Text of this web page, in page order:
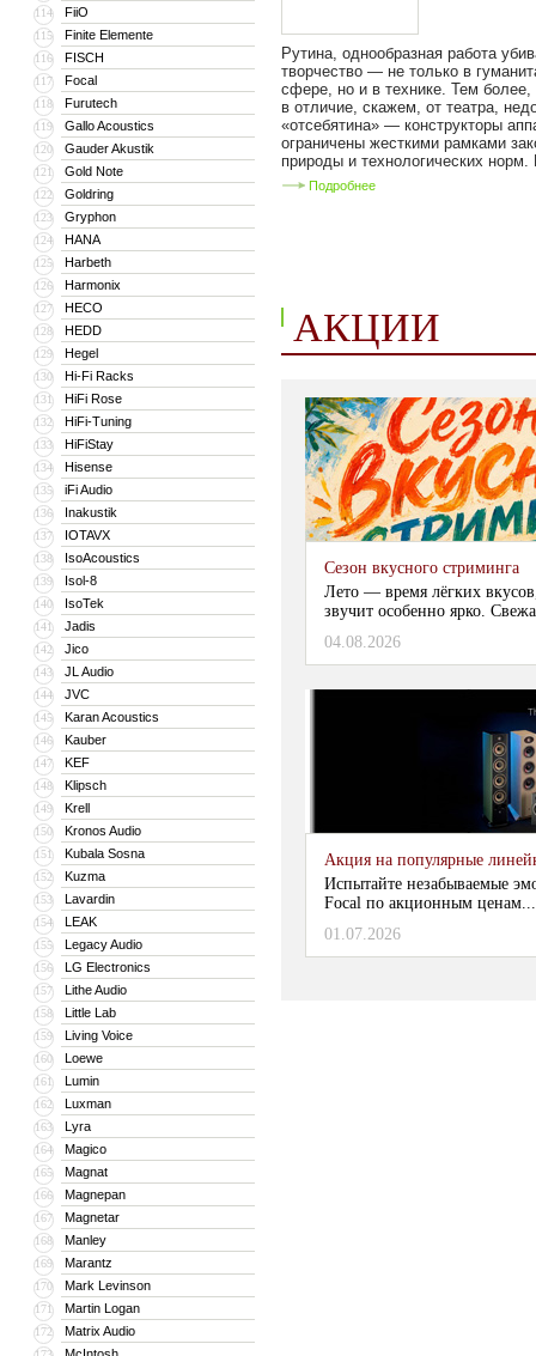
114 FiiO
115 Finite Elemente
116 FISCH
117 Focal
118 Furutech
119 Gallo Acoustics
120 Gauder Akustik
121 Gold Note
122 Goldring
123 Gryphon
124 HANA
125 Harbeth
126 Harmonix
127 HECO
128 HEDD
129 Hegel
130 Hi-Fi Racks
131 HiFi Rose
132 HiFi-Tuning
133 HiFiStay
134 Hisense
135 iFi Audio
136 Inakustik
137 IOTAVX
138 IsoAcoustics
139 Isol-8
140 IsoTek
141 Jadis
142 Jico
143 JL Audio
144 JVC
145 Karan Acoustics
146 Kauber
147 KEF
148 Klipsch
149 Krell
150 Kronos Audio
151 Kubala Sosna
152 Kuzma
153 Lavardin
154 LEAK
155 Legacy Audio
156 LG Electronics
157 Lithe Audio
158 Little Lab
159 Living Voice
160 Loewe
161 Lumin
162 Luxman
163 Lyra
164 Magico
165 Magnat
166 Magnepan
167 Magnetar
168 Manley
169 Marantz
170 Mark Levinson
171 Martin Logan
172 Matrix Audio
Рутина, однообразная работа
творчество — не только в
сфере, но и в технике. Тем более,
в отличие, скажем, от театра,
«отсебятина» — конструкторы
ограничены жесткими рамками
природы и технологических норм.
Подробнее
АКЦИИ
Сезон вкусного стриминга
Лето — время лёгких
звучит особенно ярко.
04.08.2026
Акция на популярные
Испытайте незабываемые
Focal по акционным
01.07.2026